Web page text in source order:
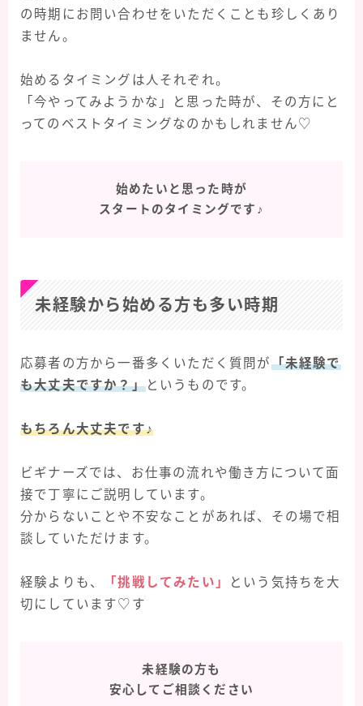
の時期にお問い合わせをいただくことも珍しくあり
ません。
始めるタイミングは人それぞれ。
「今やってみようかな」と思った時が、その方にと
ってのベストタイミングなのかもしれません♡
始めたいと思った時が
スタートのタイミングです♪
未経験から始める方も多い時期
応募者の方から一番多くいただく質問が「未経験で
も大丈夫ですか？」というものです。
もちろん大丈夫です♪
ビギナーズでは、お仕事の流れや働き方について面
接で丁寧にご説明しています。
分からないことや不安なことがあれば、その場で相
談していただけます。
経験よりも、 「挑戦してみたい」
という気持ちを大
切にしています♡す
未経験の方も
安心してご相談ください